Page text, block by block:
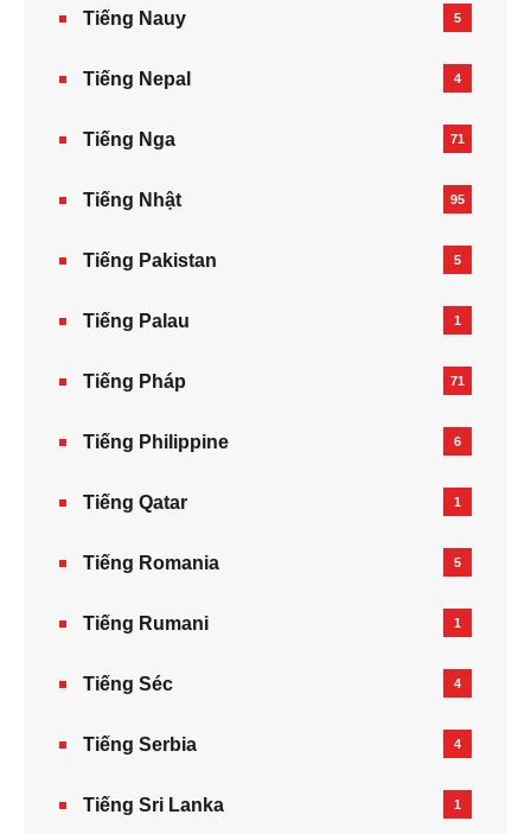
Tiếng Nauy 5
Tiếng Nepal‎ 4
Tiếng Nga 71
Tiếng Nhật 95
Tiếng Pakistan 5
Tiếng Palau 1
Tiếng Pháp 71
Tiếng Philippine 6
Tiếng Qatar 1
Tiếng Romania 5
Tiếng Rumani 1
Tiếng Séc 4
Tiếng Serbia 4
Tiếng Sri Lanka 1